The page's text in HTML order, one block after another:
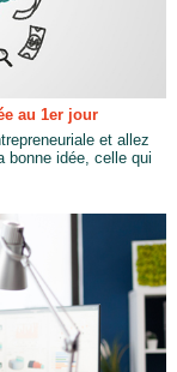
au 1er jour
et allez
bonne idée, celle qui